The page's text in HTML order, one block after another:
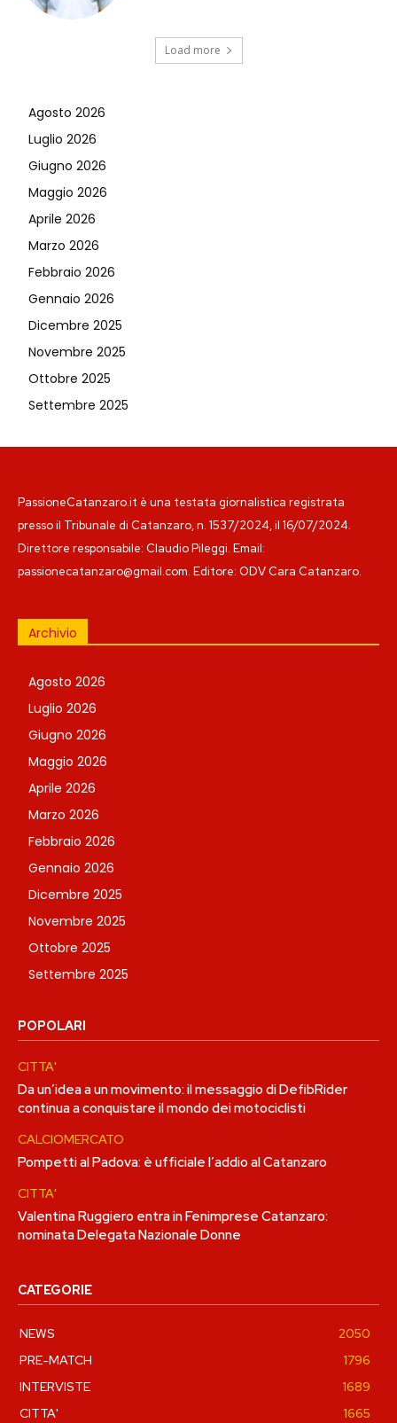
Load more
Agosto 2026
Luglio 2026
Giugno 2026
Maggio 2026
Aprile 2026
Marzo 2026
Febbraio 2026
Gennaio 2026
Dicembre 2025
Novembre 2025
Ottobre 2025
Settembre 2025
PassioneCatanzaro.it è una testata giornalistica registrata
presso il Tribunale di Catanzaro, n. 1537/2024, il 16/07/2024.
Direttore responsabile: Claudio Pileggi. Email:
passionecatanzaro@gmail.com. Editore: ODV Cara Catanzaro.
Archivio
Agosto 2026
Luglio 2026
Giugno 2026
Maggio 2026
Aprile 2026
Marzo 2026
Febbraio 2026
Gennaio 2026
Dicembre 2025
Novembre 2025
Ottobre 2025
Settembre 2025
POPOLARI
CITTA'
Da un’idea a un movimento: il messaggio di DefibRider
continua a conquistare il mondo dei motociclisti
CALCIOMERCATO
Pompetti al Padova: è ufficiale l’addio al Catanzaro
CITTA'
Valentina Ruggiero entra in Fenimprese Catanzaro:
nominata Delegata Nazionale Donne
CATEGORIE
NEWS
2050
PRE-MATCH
1796
INTERVISTE
1689
CITTA'
1665